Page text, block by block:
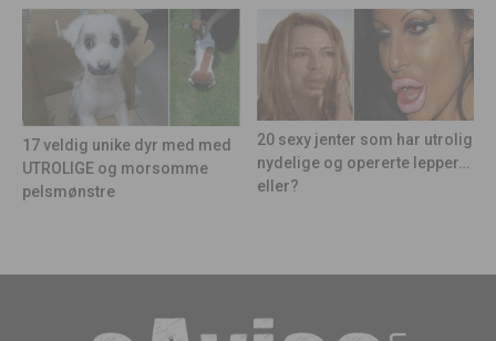
17 veldig unike dyr med med
UTROLIGE og morsomme
pelsmønstre
20 sexy jenter som har utrolig
nydelige og opererte lepper…
eller?